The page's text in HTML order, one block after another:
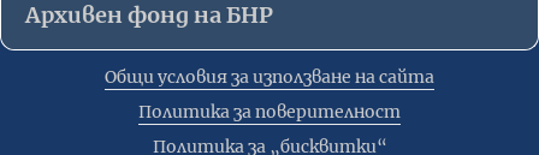
Архивен фонд на БНР
Общи условия за използване на сайта
Политика за поверителност
Политика за „бисквитки“